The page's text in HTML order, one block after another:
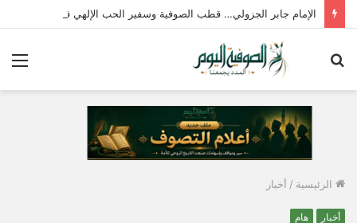
الإمام جابر الجزولي… قطب الصوفية وسفير الحب الإلهي في مصر
الرئيسية / أخبار
أخبار هام